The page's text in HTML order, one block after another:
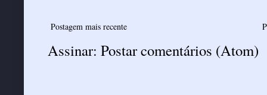
Postagem mais recente
Assinar: Postar comentários (Atom)